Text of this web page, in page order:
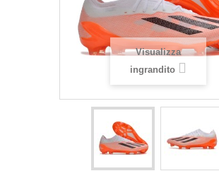
Visualizza
ingrandito